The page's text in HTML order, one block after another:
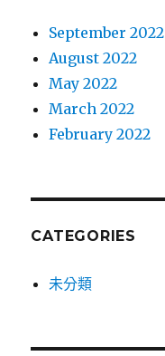
September 2022
August 2022
May 2022
March 2022
February 2022
CATEGORIES
未分類